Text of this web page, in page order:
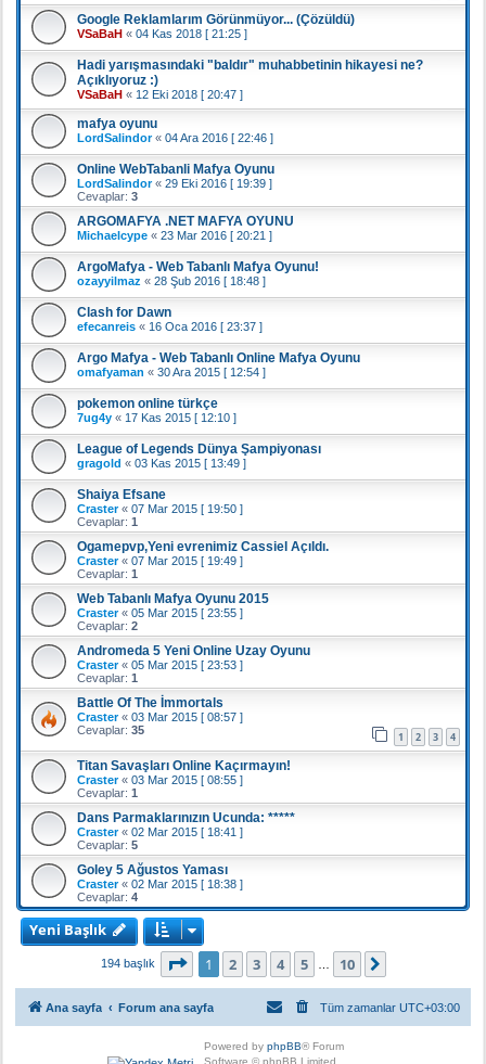
Google Reklamlarım Görünmüyor... (Çözüldü)
VSaBaH « 04 Kas 2018 [ 21:25 ]
Hadi yarışmasındaki "baldır" muhabbetinin hikayesi ne?
Açıklıyoruz :)
VSaBaH « 12 Eki 2018 [ 20:47 ]
mafya oyunu
LordSalindor« 04 Ara 2016 [ 22:46 ]
Online WebTabanli Mafya Oyunu
LordSalindor« 29 Eki 2016 [ 19:39 ]
Cevaplar: 3
ARGOMAFYA .NET MAFYA OYUNU
Michaelcype « 23 Mar 2016 [ 20:21 ]
ArgoMafya - Web Tabanlı Mafya Oyunu!
ozayyilmaz « 28 Şub 2016 [ 18:48 ]
Clash for Dawn
efecanreis « 16 Oca 2016 [ 23:37 ]
Argo Mafya - Web Tabanlı Online Mafya Oyunu
omafyaman « 30 Ara 2015 [ 12:54 ]
pokemon online türkçe
7ug4y « 17 Kas 2015 [ 12:10 ]
League of Legends Dünya Şampiyonası
gragold « 03 Kas 2015 [ 13:49 ]
Shaiya Efsane
Craster« 07 Mar 2015 [ 19:50 ]
Cevaplar: 1
Ogamepvp,Yeni evrenimiz Cassiel Açıldı.
Craster« 07 Mar 2015 [ 19:49 ]
Cevaplar: 1
Web Tabanlı Mafya Oyunu 2015
Craster« 05 Mar 2015 [ 23:55 ]
Cevaplar: 2
Andromeda 5 Yeni Online Uzay Oyunu
Craster« 05 Mar 2015 [ 23:53 ]
Cevaplar: 1
Battle Of The İmmortals
Craster« 03 Mar 2015 [ 08:57 ]
Cevaplar: 35 1 2 3 4
Titan Savaşları Online Kaçırmayın!
Craster« 03 Mar 2015 [ 08:55 ]
Cevaplar: 1
Dans Parmaklarınızın Ucunda: *****
Craster« 02 Mar 2015 [ 18:41 ]
Cevaplar: 5
Goley 5 Ağustos Yaması
Craster« 02 Mar 2015 [ 18:38 ]
Cevaplar: 4
Yeni Başlık
194 başlık 1 . sayfa (Toplam10 sayfa)
1 2 3 4 5 10
Ana sayfa Forum ana sayfa Tüm zamanlar UTC+03:00
Powered by phpBB® Forum
Software © phpBB Limited